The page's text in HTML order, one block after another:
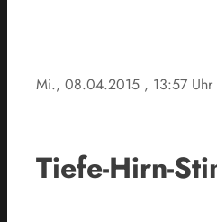
Mi., 08.04.2015 , 13:57 Uhr
Tiefe-Hirn-